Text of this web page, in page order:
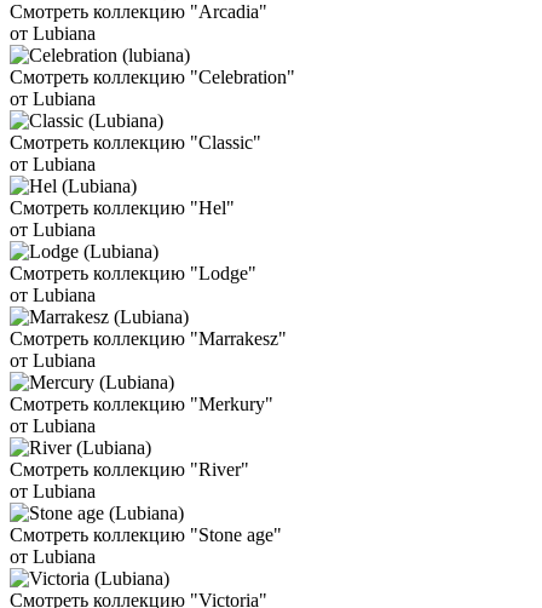
Смотреть коллекцию "Arcadia"
от Lubiana
Смотреть коллекцию "Celebration"
от Lubiana
Смотреть коллекцию "Classic"
от Lubiana
Смотреть коллекцию "Hel"
от Lubiana
Смотреть коллекцию "Lodge"
от Lubiana
Смотреть коллекцию "Marrakesz"
от Lubiana
Смотреть коллекцию "Merkury"
от Lubiana
Смотреть коллекцию "River"
от Lubiana
Смотреть коллекцию "Stone age"
от Lubiana
Смотреть коллекцию "Victoria"